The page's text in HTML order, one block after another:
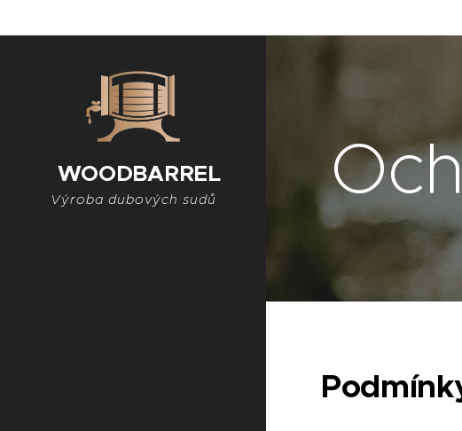
WOODBARREL
Výroba dubových sudů